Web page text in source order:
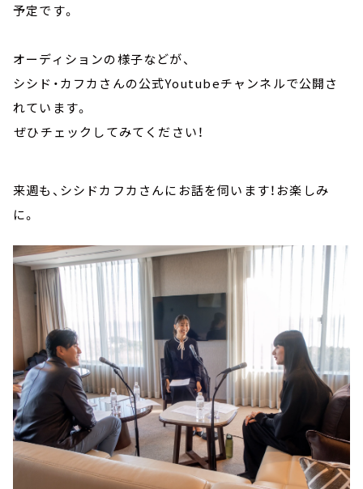
予定です。
オーディションの様子などが、
シシド・カフカさんの公式Youtubeチャンネルで公開さ
れています。
⁠ぜひチェックしてみてください！
来週も、シシドカフカさんにお話を伺います！お楽しみ
に。